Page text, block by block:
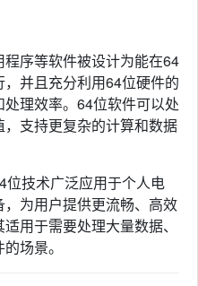
序等软件被设计为能在64
并且充分利用64位硬件的
理效率。64位软件可以处
支持更复杂的计算和数据
位技术广泛应用于个人电
为用户提供更流畅、高效
用于需要处理大量数据、
场景。